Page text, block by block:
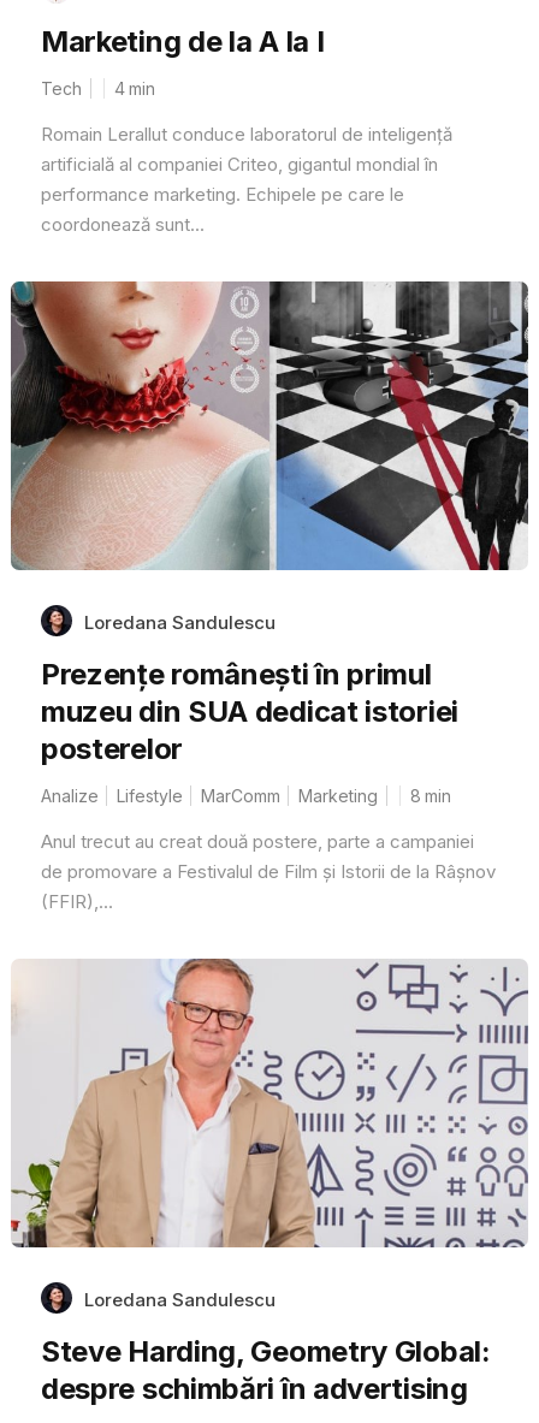
Marketing de la A la I
Tech 4min
Romain Lerallut conduce laboratorul de inteligență
artificială al companiei Criteo, gigantul mondial în
performance marketing. Echipele pe care le
coordonează sunt...
Loredana Sandulescu
Prezențe românești în primul
muzeu din SUA dedicat istoriei
posterelor
Analize Lifestyle MarComm Marketing 8 min
Anul trecut au creat două postere, parte a campaniei
de promovare a Festivalul de Film și Istorii de la Râșnov
(FFIR),...
Loredana Sandulescu
Steve Harding, Geometry Global:
despre schimbări în advertising